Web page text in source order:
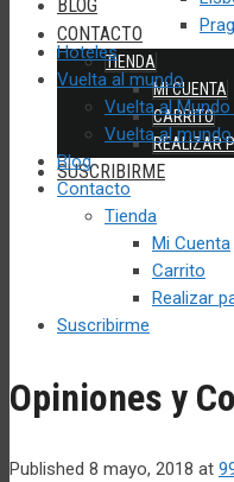
BLOG
CONTACTO
TIENDA
MI CUENTA
CARRITO
REALIZAR
SUSCRIBIRME
Hoteles
Vuelta al mundo
Vuelta al
Vuelta al
Blog
Contacto
Tienda
Mi Cuenta
Carrito
Realizar
Suscribirme
Opiniones y
Published 8 mayo, 2018 at